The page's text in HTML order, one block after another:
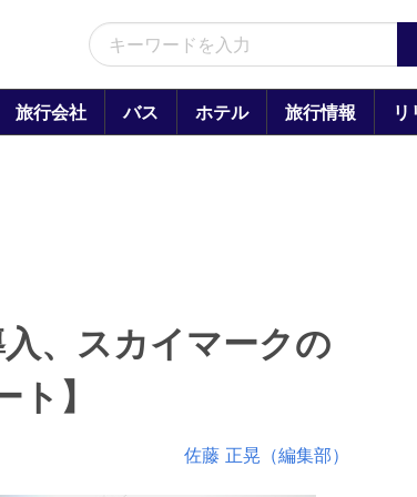
旅行会社 バス ホテル 旅行情報 リ
、スカイマークの
】
佐藤 正晃（編集部）